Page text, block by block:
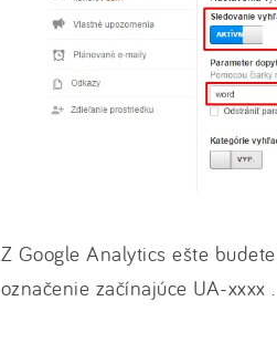
Z Google Analytics ešte
označenie začínajúce UA-xxxx .